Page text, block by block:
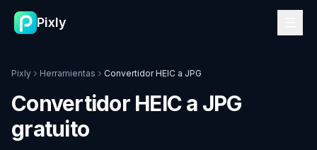
Pixly
Pixly Herramientas Convertidor HEIC a JPG
Convertidor HEIC a JPG
gratuito